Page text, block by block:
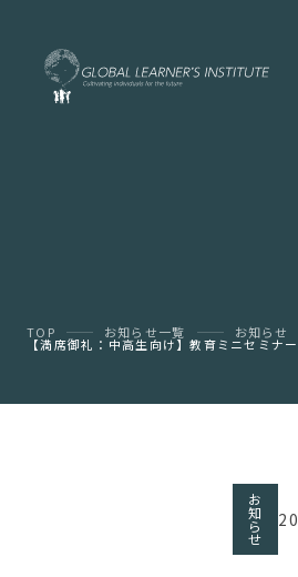
TOP お知らせ一覧 お知らせ
【満席御礼：中高生向け】教育ミニセミナ
お
知
ら
せ